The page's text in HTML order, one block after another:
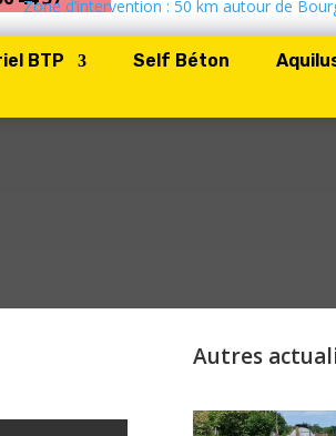
Zone d’intervention : 50 km autour de
BTP Self Béton
Autres